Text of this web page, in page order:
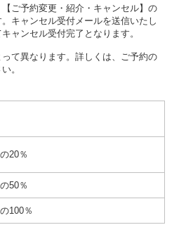
項に定める借受条件を明示し、当
表等により貸渡条件を明示して、
ものとします。ただし、貸し渡す
カーがない場合又は借受人若しく
１項若しくは第２項各号のいずれ
除きます。
金を支払うものとします。
の締結にあたり、約款及び細則で
られた事項を遵守するものとしま
基本通達（注１）に基づき、貸渡
３条第１項に規定する貸渡証に
、運転免許の種類及び運転免許証
載し、又は運転者の運転免許証の
、貸渡契約の締結にあたり、借受
指定する運転者（以下「運転者」
転免許証の提示を求めるほか、そ
ご予約変更・紹介・キャンセル】の
キャンセル受付メールを送信いたし
ャンセル受付完了となります。
て異なります。詳しくは、ご予約の
。
20％
50％
100％